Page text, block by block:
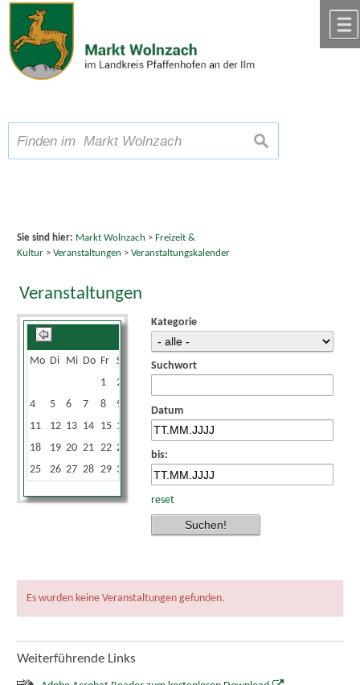
Zum Inhalt,zur Navigation
Schriftgröße A A A suchen
Sie sind hier: Markt Wolnzach > Freizeit &
Kultur> Veranstaltungen > Veranstaltungskalender
Veranstaltungen
Mo Di Mi Do Fr Sa
1
2
4
5 6 7 8 9
11
12 13 14 15 16
18
19 20 21 22 23
25
26 27 28 29 30
Kategorie
Suchwort
Datum
bis:
reset
Es wurden keine Veranstaltungen gefunden.
Weiterführende Links